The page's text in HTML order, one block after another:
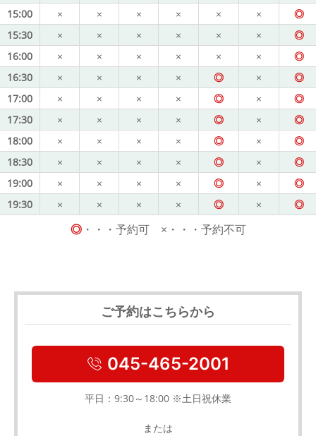
15:00
× × × × × ×
◎
15:30
× × × × × ×
◎
16:00
× × × × × ×
◎
16:30
× × × × ◎ ×
◎
17:00
× × × × ◎ ×
◎
17:30
× × × × ◎ ×
◎
18:00
× × × × ◎ ×
◎
18:30
× × × × ◎ ×
◎
19:00
× × × × ◎ ×
◎
19:30
× × × × ◎ × ◎
◎・・・予約可 ×・・・予約不可
ご予約はこちらから
045-465-2001
平日：9:30～18:00 ※土日祝休業
または